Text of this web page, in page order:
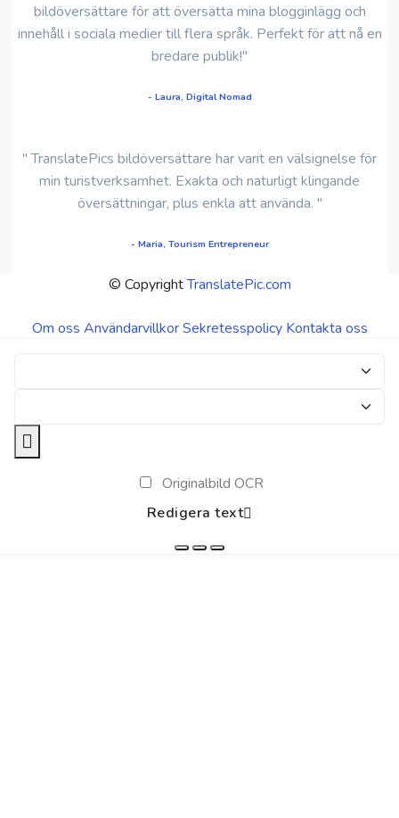
bildöversättare för att översätta mina blogginlägg och
innehåll i sociala medier till flera språk. Perfekt för att nå en
bredare publik!"
- Laura, Digital Nomad
" TranslatePics bildöversättare har varit en välsignelse för
min turistverksamhet. Exakta och naturligt klingande
översättningar, plus enkla att använda. "
- Maria, Tourism Entrepreneur
© CopyrightTranslatePic.com
Om oss Användarvillkor Sekretesspolicy Kontakta oss
Originalbild OCR
Redigera text